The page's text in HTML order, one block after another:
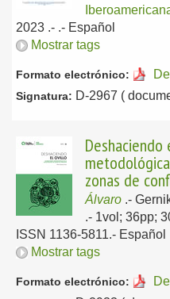
2023 .- .- Español
Mostrar tags
Formato electrónico:
Signatura: D-2967 (
zonas de
Álvaro .-
.- 1vol; 36pp;
ISSN 1136-5811.- Español
Mostrar tags
Formato electrónico: